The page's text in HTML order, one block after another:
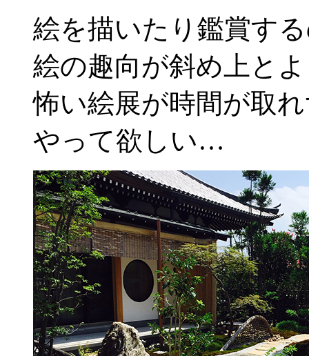
絵を描いたり鑑賞す
絵の趣向が斜め上と
怖い絵展が時間が取
やって欲しい…